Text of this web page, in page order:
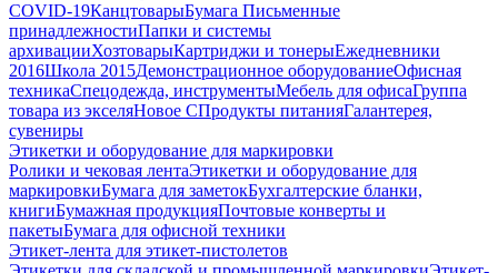
COVID-19КанцтоварыБумага Письменные
принадлежностиПапки и системы
архивацииХозтоварыКартриджи и тонерыЕжедневники
2016Школа 2015Демонстрационное оборудованиеОфисная
техникаСпецодежда, инструментыМебель для офисаГруппа
товара из экселяНовое СПродукты питанияГалантерея,
сувениры
Этикетки и оборудование для маркировки
Ролики и чековая лентаЭтикетки и оборудование для
маркировкиБумага для заметокБухгалтерские бланки,
книгиБумажная продукцияПочтовые конверты и
пакетыБумага для офисной техники
Этикет-лента для этикет-пистолетов